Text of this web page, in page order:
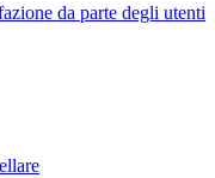
da parte degli utenti